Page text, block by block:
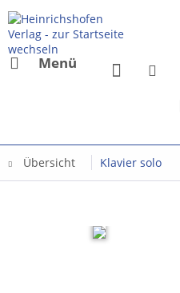
Menü
Übersicht Klavier solo